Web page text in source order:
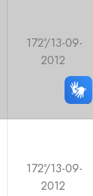
172ª/13-09-
2012
172ª/13-09-
2012